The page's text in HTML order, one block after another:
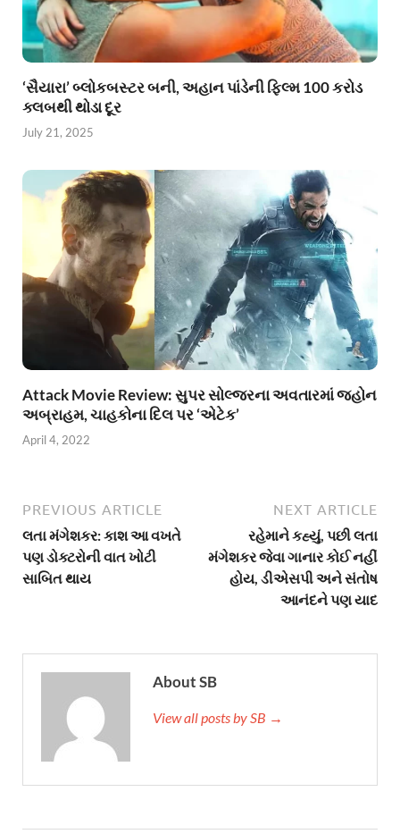
‘સૈયારા’ બ્લોકબસ્ટર બની, અહાન પાંડેની ફિલ્મ 100 કરોડ
ક્લબથી થોડા દૂર
July 21, 2025
Attack Movie Review: સુપર સોલ્જરના અવતારમાં જ્હોન
અબ્રાહમ, ચાહકોના દિલ પર ‘એટેક’
April 4, 2022
PREVIOUS ARTICLE
લતા મંગેશકર: કાશ આ વખતે
પણ ડોક્ટરોની વાત ખોટી
સાબિત થાય
NEXT ARTICLE
રહેમાને કહ્યું, પછી લતા
મંગેશકર જેવા ગાનાર કોઈ નહીં
હોય, ડીએસપી અને સંતોષ
આનંદને પણ યાદ
About SB
View all posts by SB →